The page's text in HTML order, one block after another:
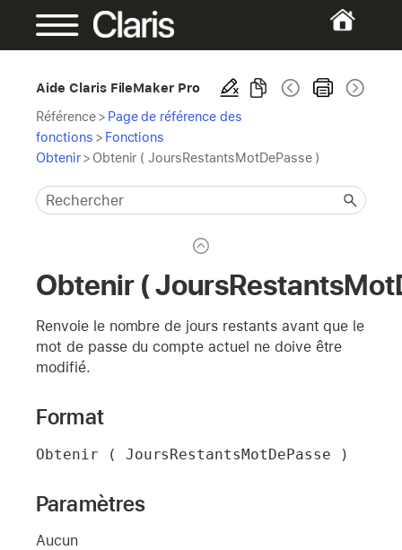
Aide Claris FileMaker Pro
Référence> Page de référence des
fonctions > Fonctions
Obtenir> Obtenir ( JoursRestantsMotDePasse )
Obtenir (
Renvoie le nombre de jours restants avant que le
mot de passe du compte actuel ne doive être
modifié.
Format
Obtenir ( JoursRestantsMotDePasse )
Paramètres
Aucun